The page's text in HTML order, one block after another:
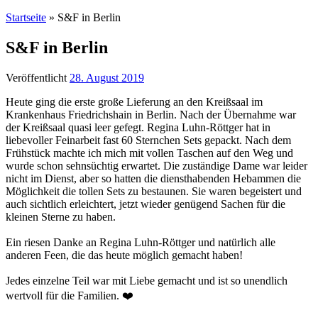
Startseite » S&F in Berlin
S&F in Berlin
Veröffentlicht 28. August 2019
Heute ging die erste große Lieferung an den Kreißsaal im
Krankenhaus Friedrichshain in Berlin. Nach der Übernahme war
der Kreißsaal quasi leer gefegt. Regina Luhn-Röttger hat in
liebevoller Feinarbeit fast 60 Sternchen Sets gepackt. Nach dem
Frühstück machte ich mich mit vollen Taschen auf den Weg und
wurde schon sehnsüchtig erwartet. Die zuständige Dame war leider
nicht im Dienst, aber so hatten die diensthabenden Hebammen die
Möglichkeit die tollen Sets zu bestaunen. Sie waren begeistert und
auch sichtlich erleichtert, jetzt wieder genügend Sachen für die
kleinen Sterne zu haben.
Ein riesen Danke an Regina Luhn-Röttger und natürlich alle
anderen Feen, die das heute möglich gemacht haben!
Jedes einzelne Teil war mit Liebe gemacht und ist so unendlich
wertvoll für die Familien. ❤️